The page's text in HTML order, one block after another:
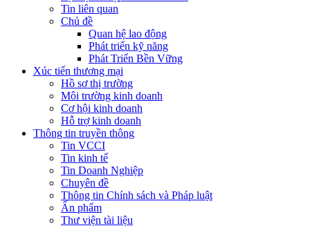
Tin liên quan
Chủ đề
Quan hệ lao động
Phát triển kỹ năng
Phát Triển Bền Vững
Xúc tiến thương mại
Hồ sơ thị trường
Môi trường kinh doanh
Cơ hội kinh doanh
Hỗ trợ kinh doanh
Thông tin truyền thông
Tin VCCI
Tin kinh tế
Tin Doanh Nghiệp
Chuyên đề
Thông tin Chính sách và Pháp luật
Ấn phẩm
Thư viện tài liệu